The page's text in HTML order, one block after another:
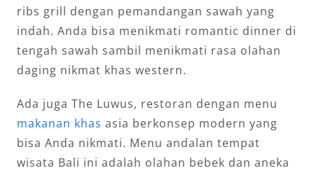
ribs grill dengan pemandangan sawah yang
indah. Anda bisa menikmati romantic dinner di
tengah sawah sambil menikmati rasa olahan
daging nikmat khas western.
Ada juga The Luwus, restoran dengan menu
makanan khas asia berkonsep modern yang
bisa Anda nikmati. Menu andalan tempat
wisata Bali ini adalah olahan bebek dan aneka